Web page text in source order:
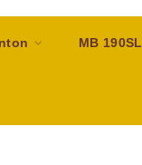
MB 190SL